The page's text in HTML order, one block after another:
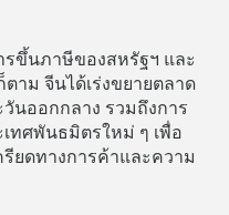
ขึ้นภาษีของสหรัฐฯ และ
าม จีนได้เร่งขยายตลาด
นออกกลาง รวมถึงการ
ทศพันธมิตรใหม่ ๆ เพื่อ
รียดทางการค้าและความ